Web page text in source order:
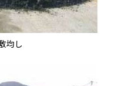
均し